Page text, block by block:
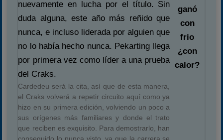
nuevamente en lucha por el título. Sin
duda alguna, este año más reñido que
nunca, e incluso liderada por alguien que
no lo había hecho nunca. Pekarting llega
por primera vez como líder a una prueba
del Craks.
Cardedeu será la cita, así que de esta manera,
el Craks volverá a repetir circuito aquí como ya
hizo en su primera edición, volviendo un poco a
sus orígenes más familiares y donde el trato
que reciben es exquisito. Para demostrarlo, han
ganó
con
frio
¿con
calor?